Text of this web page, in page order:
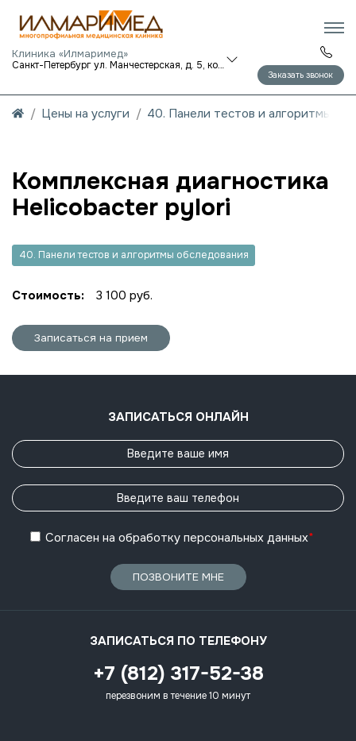
Клиника «Илмаримед»
Санкт-Петербург ул. Манчестерская, д. 5, корп. 1
Заказать звонок
Цены на услуги 40. Панели тестов и алгоритмы
Комплексная диагностика
Helicobacter pylori
40. Панели тестов и алгоритмы обследования
Стоимость: 3 100 руб.
Записаться на прием
ЗАПИСАТЬСЯ ОНЛАЙН
Согласен на обработку персональных данных*
ПОЗВОНИТЕ МНЕ
ЗАПИСАТЬСЯ ПО ТЕЛЕФОНУ
+7 (812) 317-52-38
перезвоним в течение 10 минут